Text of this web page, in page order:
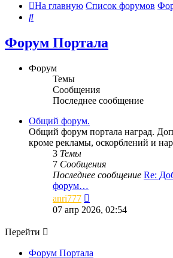
На главную Список форумов
Поиск
Форум Портала
Форум
Темы
Сообщения
Последнее сообщение
Общий форум.
Общий форум портала наград.
кроме рекламы, оскорблений и
3 Темы
7 Сообщения
Последнее сообщение Re:
форум…
anri777
к
последнему
07 апр 2026, 02:54
Перейти
Форум Портала